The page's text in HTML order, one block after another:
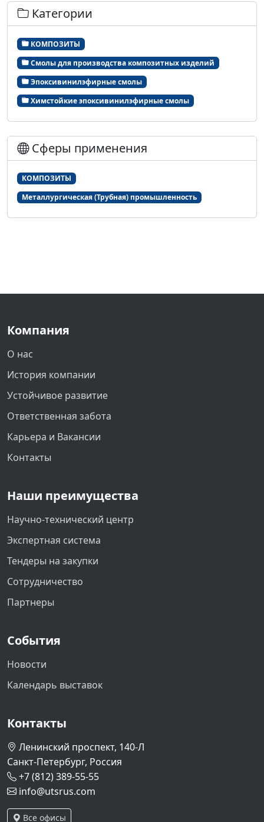
Категории
КОМПОЗИТЫ
Смолы для производства композитных изделий
Эпоксивинилэфирные смолы
Химстойкие эпоксивинилэфирные смолы
Сферы применения
КОМПОЗИТЫ
Металлургическая (Трубная) промышленность
Компания
О нас
История компании
Устойчивое развитие
Ответственная забота
Карьера и Вакансии
Контакты
Наши преимущества
Научно-технический центр
Экспертная система
Тендеры на закупки
Сотрудничество
Партнеры
События
Новости
Календарь выставок
Контакты
Ленинский проспект, 140-Л
Санкт-Петербург, Россия
+7 (812) 389-55-55
info@utsrus.com
Все офисы